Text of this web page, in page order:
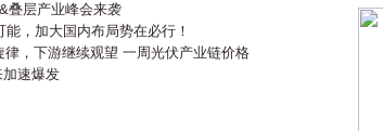
叠层产业峰会来袭
，加大国内布局势在必行！
律，下游继续观望 一周光伏产业链价格
加速爆发